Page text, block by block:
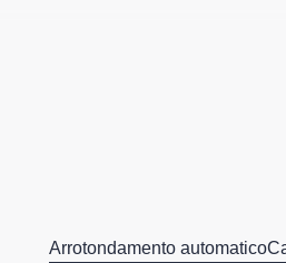
Arrotondamento automatico